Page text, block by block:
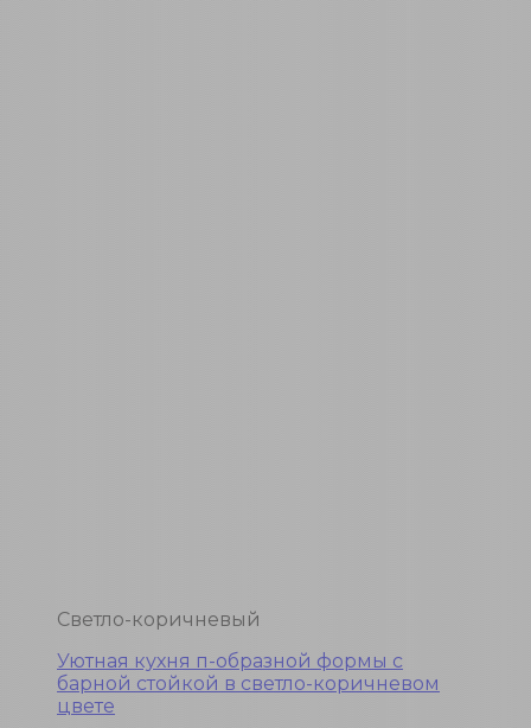
Светло-коричневый
Уютная кухня п-образной формы с
барной стойкой в светло-коричневом
цвете